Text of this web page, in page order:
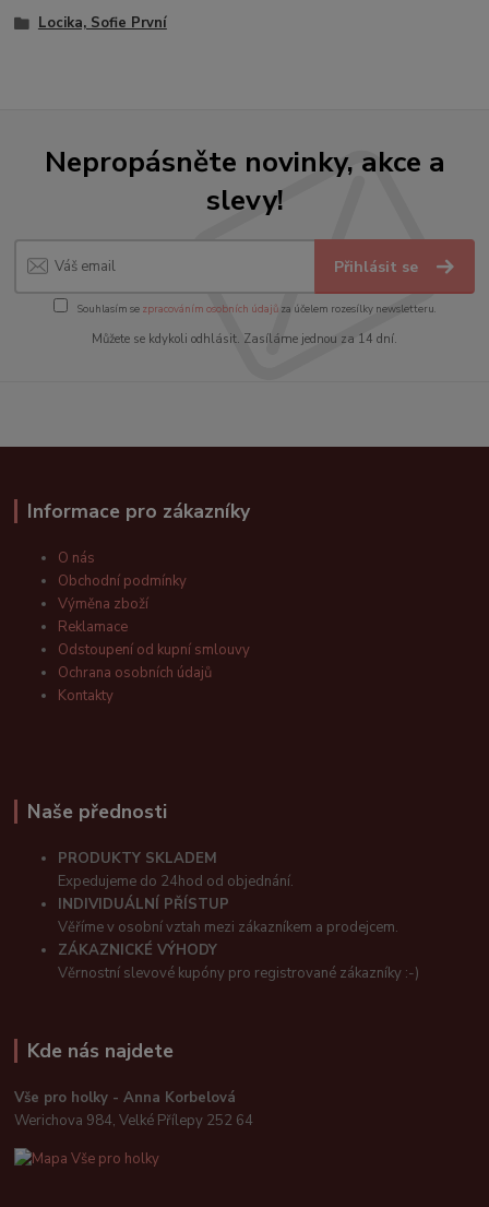
Locika, Sofie První
Nepropásněte novinky, akce a
slevy!
Přihlásit se
Souhlasím se zpracováním osobních údajůza účelem rozesílky newsletteru.
Můžete se kdykoli odhlásit. Zasíláme jednou za 14 dní.
Informace pro zákazníky
O nás
Obchodní podmínky
Výměna zboží
Reklamace
Odstoupení od kupní smlouvy
Ochrana osobních údajů
Kontakty
Naše přednosti
PRODUKTY SKLADEM
Expedujeme do 24hod od objednání.
INDIVIDUÁLNÍ PŘÍSTUP
Věříme v osobní vztah mezi zákazníkem a prodejcem.
ZÁKAZNICKÉ VÝHODY
Věrnostní slevové kupóny pro registrované zákazníky :-)
Kde nás najdete
Vše pro holky - Anna Korbelová
Werichova 984, Velké Přílepy 252 64